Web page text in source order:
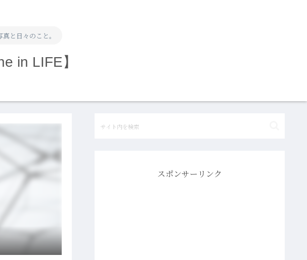
と日々のこと。
in LIFE】
スポンサーリンク